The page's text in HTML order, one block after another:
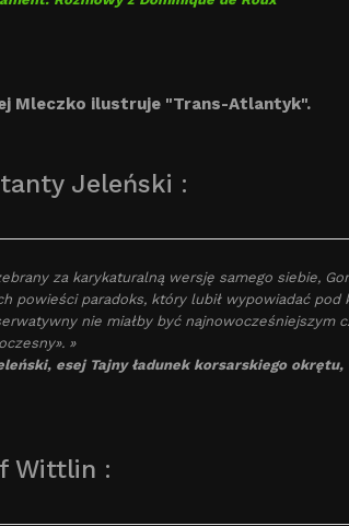
Mleczko ilustruje "Trans-Atlantyk".
Jeleński :
za karykaturalną wersję samego siebie,
powieści paradoks, który lubił wypowiadać
nie miałby być najnowocześniejszym
»
esej Tajny ładunek korsarskiego okrętu,
Wittlin :